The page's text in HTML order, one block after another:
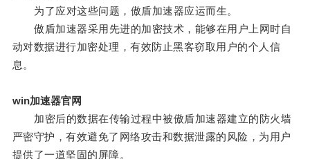
为了应对这些问题，傲盾加速器应运而生。
傲盾加速器采用先进的加密技术，能够在用户上网时自
动对数据进行加密处理，有效防止黑客窃取用户的个人信
息。
win加速器官网
加密后的数据在传输过程中被傲盾加速器建立的防火墙
严密守护，有效避免了网络攻击和数据泄露的风险，为用户
提供了一道坚固的屏障。